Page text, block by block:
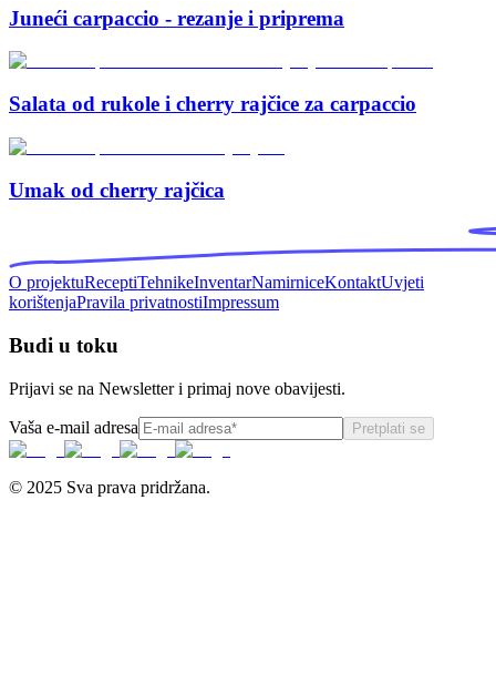
Juneći carpaccio - rezanje i priprema
Salata od rukole i cherry rajčice za carpaccio
Umak od cherry rajčica
O projektuReceptiTehnikeInventarNamirniceKontaktUvjeti
korištenjaPravila privatnostiImpressum
Budi u toku
Prijavi se na Newsletter i primaj nove obavijesti.
Vaša e-mail adresa Pretplati se
© 2025 Sva prava pridržana.